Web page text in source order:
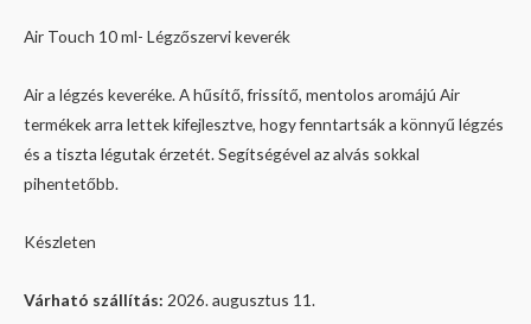
Air Touch 10 ml- Légzőszervi keverék
Air a légzés keveréke. A hűsítő, frissítő, mentolos aromájú Air
termékek arra lettek kifejlesztve, hogy fenntartsák a könnyű légzés
és a tiszta légutak érzetét. Segítségével az alvás sokkal
pihentetőbb.
Készleten
Várható szállítás: 2026. augusztus 11.